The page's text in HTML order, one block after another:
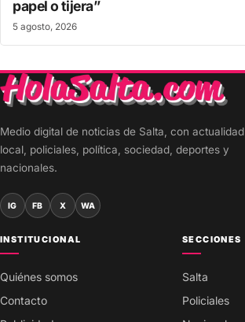
papel o tijera”
5 agosto, 2026
Medio digital de noticias de Salta, con actualidad
local, policiales, política, sociedad, deportes y
nacionales.
IG FB X WA
INSTITUCIONAL
Quiénes somos
Contacto
SECCIONES
Salta
Policiales